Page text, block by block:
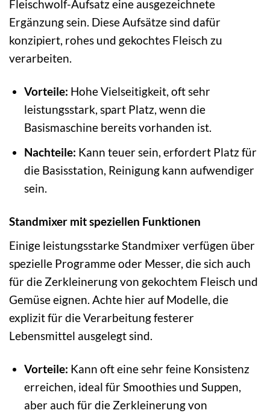
Fleischwolf-Aufsatz eine ausgezeichnete
Ergänzung sein. Diese Aufsätze sind dafür
konzipiert, rohes und gekochtes Fleisch zu
verarbeiten.
Vorteile: Hohe Vielseitigkeit, oft sehr
leistungsstark, spart Platz, wenn die
Basismaschine bereits vorhanden ist.
Nachteile: Kann teuer sein, erfordert Platz für
die Basisstation, Reinigung kann aufwendiger
sein.
Standmixer mit speziellen Funktionen
Einige leistungsstarke Standmixer verfügen über
spezielle Programme oder Messer, die sich auch
für die Zerkleinerung von gekochtem Fleisch und
Gemüse eignen. Achte hier auf Modelle, die
explizit für die Verarbeitung festerer
Lebensmittel ausgelegt sind.
Vorteile: Kann oft eine sehr feine Konsistenz
erreichen, ideal für Smoothies und Suppen,
aber auch für die Zerkleinerung von